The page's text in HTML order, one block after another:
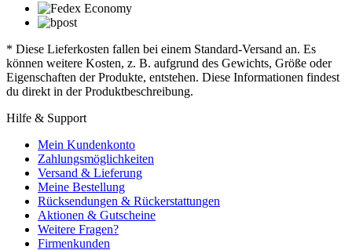
* Diese Lieferkosten fallen bei einem Standard-Versand an. Es
können weitere Kosten, z. B. aufgrund des Gewichts, Größe oder
Eigenschaften der Produkte, entstehen. Diese Informationen findest
du direkt in der Produktbeschreibung.
Hilfe & Support
Mein Kundenkonto
Zahlungsmöglichkeiten
Versand & Lieferung
Meine Bestellung
Rücksendungen & Rückerstattungen
Aktionen & Gutscheine
Weitere Fragen?
Firmenkunden